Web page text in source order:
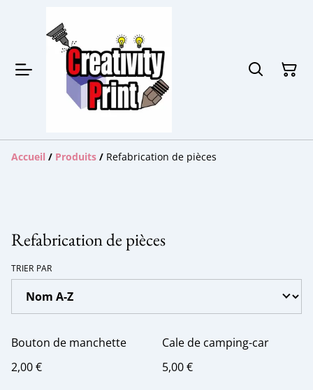
Accueil / Produits / Refabrication de pièces
Refabrication de pièces
TRIER PAR
Bouton de manchette
2,00 €
Cale de camping-car
5,00 €